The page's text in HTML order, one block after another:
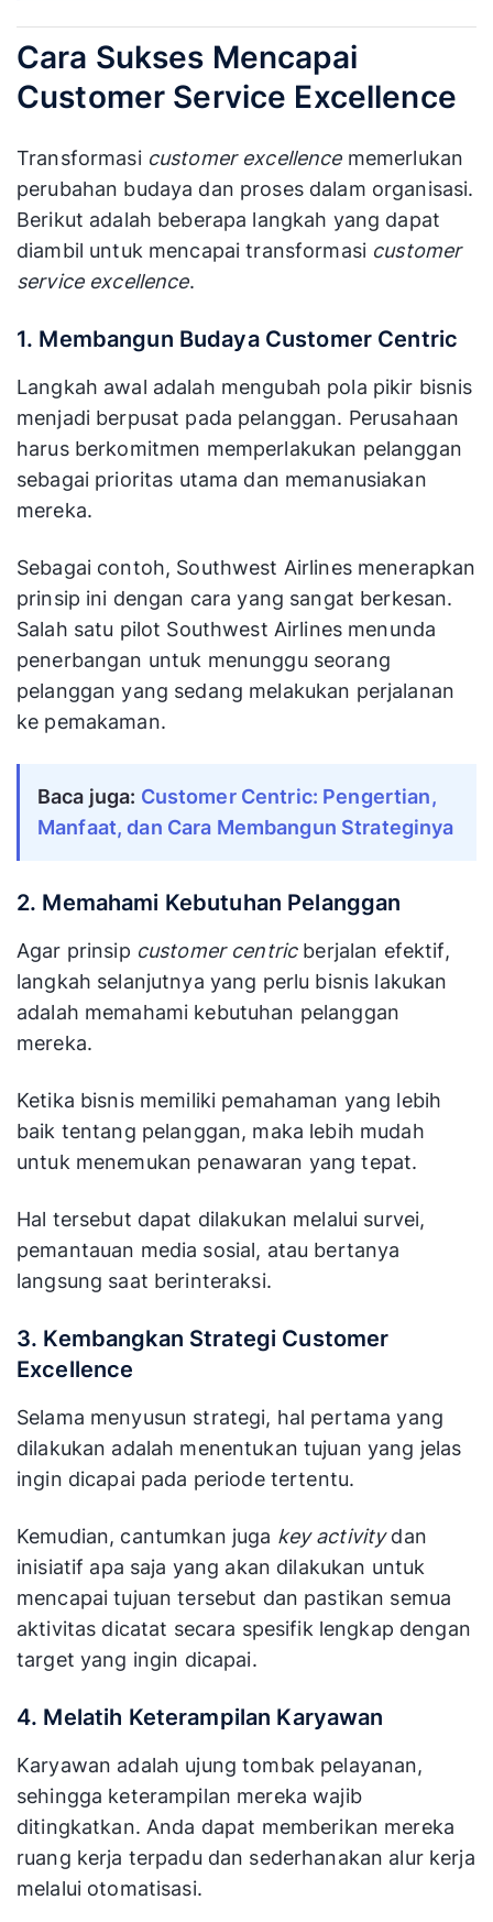
Cara Sukses Mencapai
Customer Service Excellence
Transformasi customer excellencememerlukan
perubahan budaya dan proses dalam organisasi.
Berikut adalah beberapa langkah yang dapat
diambil untuk mencapai transformasi customer
service excellence.
1. Membangun Budaya Customer Centric
Langkah awal adalah mengubah pola pikir bisnis
menjadi berpusat pada pelanggan. Perusahaan
harus berkomitmen memperlakukan pelanggan
sebagai prioritas utama dan memanusiakan
mereka.
Sebagai contoh, Southwest Airlines menerapkan
prinsip ini dengan cara yang sangat berkesan.
Salah satu pilot Southwest Airlines menunda
penerbangan untuk menunggu seorang
pelanggan yang sedang melakukan perjalanan
ke pemakaman.
Baca juga: Customer Centric: Pengertian,
Manfaat, dan Cara Membangun Strateginya
2. Memahami Kebutuhan Pelanggan
Agar prinsip customer centricberjalan efektif,
langkah selanjutnya yang perlu bisnis lakukan
adalah memahami kebutuhan pelanggan
mereka.
Ketika bisnis memiliki pemahaman yang lebih
baik tentang pelanggan, maka lebih mudah
untuk menemukan penawaran yang tepat.
Hal tersebut dapat dilakukan melalui survei,
pemantauan media sosial, atau bertanya
langsung saat berinteraksi.
3. Kembangkan Strategi Customer
Excellence
Selama menyusun strategi, hal pertama yang
dilakukan adalah menentukan tujuan yang jelas
ingin dicapai pada periode tertentu.
Kemudian, cantumkan juga key activitydan
inisiatif apa saja yang akan dilakukan untuk
mencapai tujuan tersebut dan pastikan semua
aktivitas dicatat secara spesifik lengkap dengan
target yang ingin dicapai.
4. Melatih Keterampilan Karyawan
Karyawan adalah ujung tombak pelayanan,
sehingga keterampilan mereka wajib
ditingkatkan. Anda dapat memberikan mereka
ruang kerja terpadu dan sederhanakan alur kerja
melalui otomatisasi.